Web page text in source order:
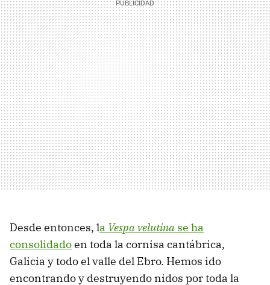
Desde entonces, la Vespa velutina se ha
consolidadoen toda la cornisa cantábrica,
Galicia y todo el valle del Ebro. Hemos ido
encontrando y destruyendo nidos por toda la